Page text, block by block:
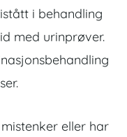
i behandling
med urinprøver.
eller har